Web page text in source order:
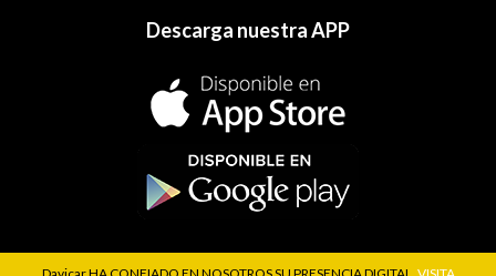
Descarga nuestra APP